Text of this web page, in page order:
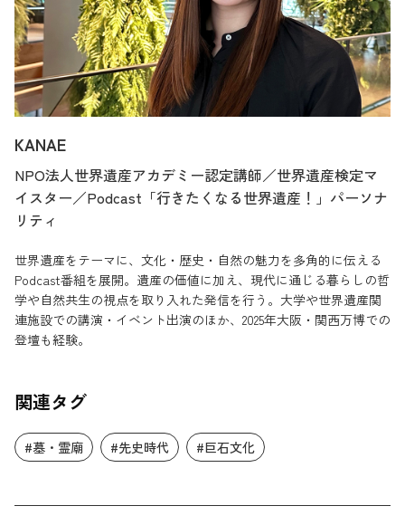
KANAE
NPO法人世界遺産アカデミー認定講師／世界遺産検定マ
イスター／Podcast「行きたくなる世界遺産！」パーソナ
リティ
世界遺産をテーマに、文化・歴史・自然の魅力を多角的に伝える
Podcast番組を展開。遺産の価値に加え、現代に通じる暮らしの哲
学や自然共生の視点を取り入れた発信を行う。大学や世界遺産関
連施設での講演・イベント出演のほか、2025年大阪・関西万博での
登壇も経験。
関連タグ
#墓・霊廟 #先史時代 #巨石文化